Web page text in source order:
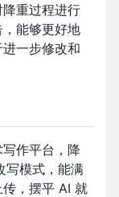
重过程进行
能够更好地
一步修改和
写作平台，降
写模式，能满
，摆平 AI 就